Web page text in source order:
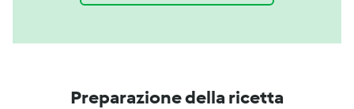
Preparazione della ricetta